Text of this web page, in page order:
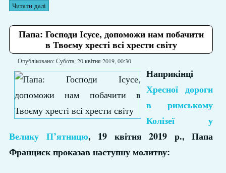
Читати далі
Папа: Господи Ісусе, допоможи нам побачити
в Твоєму хресті всі хрести світу
Опубліковано: Субота, 20 квітня 2019, 00:30
Наприкінці
Хресної дороги
в римському
Колізеї у
Велику П’ятницю, 19 квітня 2019 р., Папа
Франциск проказав наступну молитву: